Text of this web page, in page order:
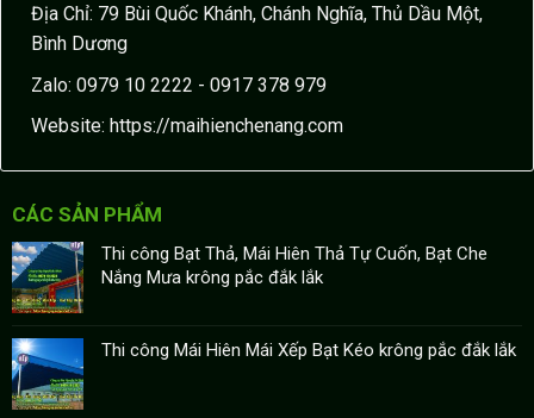
Địa Chỉ: 79 Bùi Quốc Khánh, Chánh Nghĩa, Thủ Dầu Một,
Bình Dương
Zalo: 0979 10 2222 - 0917 378 979
Website: https://maihienchenang.com
CÁC SẢN PHẨM
Thi công Bạt Thả, Mái Hiên Thả Tự Cuốn, Bạt Che
Nắng Mưa krông pắc đắk lắk
Thi công Mái Hiên Mái Xếp Bạt Kéo krông pắc đắk lắk